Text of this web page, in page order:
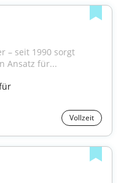
– seit 1990 sorgt
An­satz für...
Vollzeit